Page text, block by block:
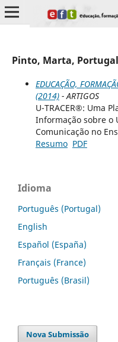
Pinto, Marta, Portugal
EDUCAÇÃO,
(2014)- ARTIGOS
U-TRACER®: Uma
Informação sobre o
Comunicação no
Resumo PDF
Idioma
Português (Portugal)
English
Español (España)
Français (France)
Português (Brasil)
Nova Submissão